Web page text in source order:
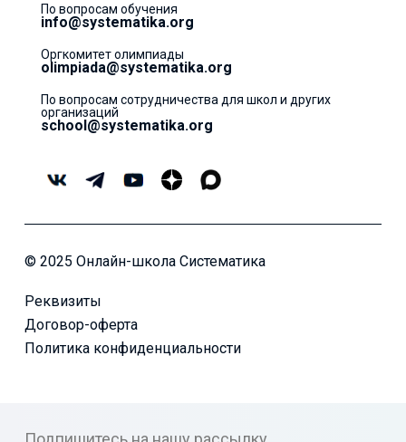
По вопросам обучения
info@systematika.org
Оргкомитет олимпиады
olimpiada@systematika.org
По вопросам сотрудничества для школ и других
организаций
school@systematika.org
© 2025 Онлайн-школа Систематика
Реквизиты
Договор-оферта
Политика конфиденциальности